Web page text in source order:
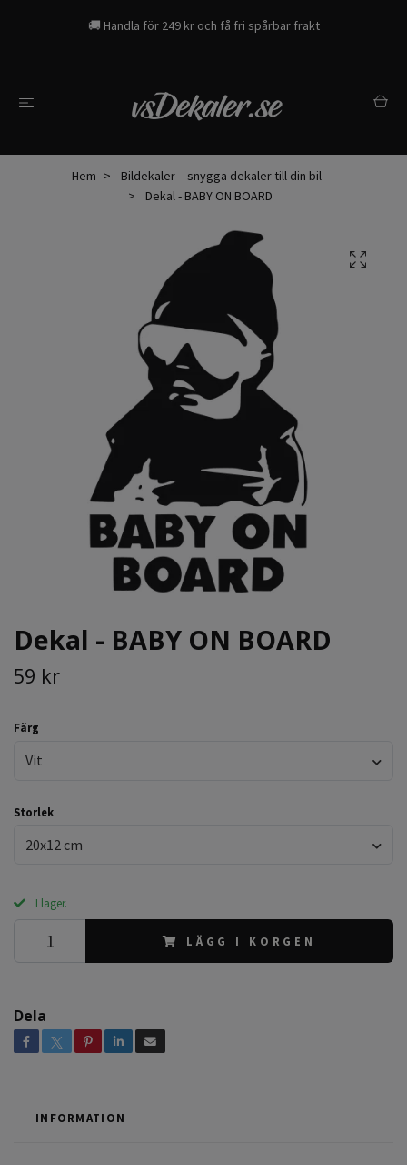
🚚 Handla för 249 kr och få fri spårbar frakt
Hem
Bildekaler – snygga dekaler till din bil
Dekal - BABY ON BOARD
Dekal - BABY ON BOARD
59 kr
Färg
Vit
Storlek
20x12 cm
I lager.
LÄGG I KORGEN
Dela
INFORMATION